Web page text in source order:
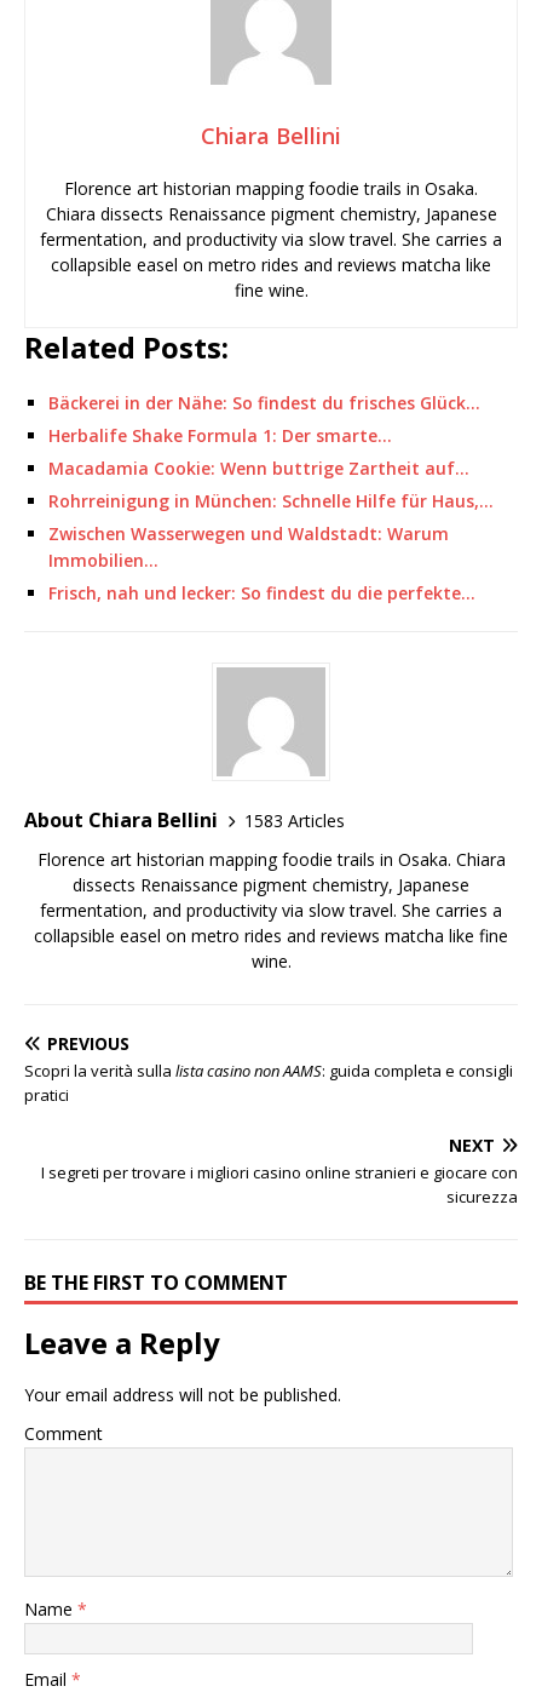
Chiara Bellini
Florence art historian mapping foodie trails in Osaka.
Chiara dissects Renaissance pigment chemistry, Japanese
fermentation, and productivity via slow travel. She carries a
collapsible easel on metro rides and reviews matcha like
fine wine.
Related Posts:
Bäckerei in der Nähe: So findest du frisches Glück…
Herbalife Shake Formula 1: Der smarte…
Macadamia Cookie: Wenn buttrige Zartheit auf…
Rohrreinigung in München: Schnelle Hilfe für Haus,…
Zwischen Wasserwegen und Waldstadt: Warum
Immobilien…
Frisch, nah und lecker: So findest du die perfekte…
About Chiara Bellini
1583 Articles
Florence art historian mapping foodie trails in Osaka. Chiara
dissects Renaissance pigment chemistry, Japanese
fermentation, and productivity via slow travel. She carries a
collapsible easel on metro rides and reviews matcha like fine
wine.
PREVIOUS
Scopri la verità sulla lista casino non AAMS: guida completa e consigli
pratici
NEXT
I segreti per trovare i migliori casino online stranieri e giocare con
sicurezza
BE THE FIRST TO COMMENT
Leave a Reply
Your email address will not be published.
Comment
Name *
Email *